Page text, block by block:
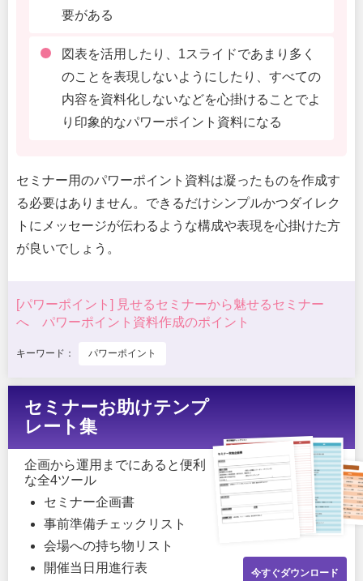
要がある
図表を活用したり、1スライドであまり多く
のことを表現しないようにしたり、すべての
内容を資料化しないなどを心掛けることでよ
り印象的なパワーポイント資料になる
セミナー用のパワーポイント資料は凝ったものを作成す
る必要はありません。できるだけシンプルかつダイレク
トにメッセージが伝わるような構成や表現を心掛けた方
が良いでしょう。
[パワーポイント] 見せるセミナーから魅せるセミナー
へ パワーポイント資料作成のポイント
キーワード： パワーポイント
セミナーお助けテンプ
レート集
企画から運用までにあると便利
な全4ツール
セミナー企画書
事前準備チェックリスト
会場への持ち物リスト
開催当日用進行表